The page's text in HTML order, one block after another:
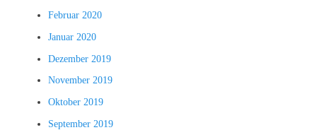
Februar 2020
Januar 2020
Dezember 2019
November 2019
Oktober 2019
September 2019